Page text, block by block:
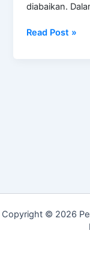
diabaikan.
Read Post »
Copyright © 2026